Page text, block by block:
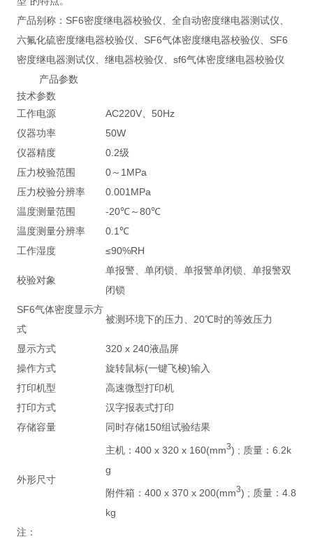
产品别称：SF6密度继电器校验仪、全自动密度继电器测试仪、
六氟化硫密度继电器校验仪、SF6气体密度继电器校验仪、SF6
密度继电器测试仪、继电器校验仪、sf6气体密度继电器校验仪
产品参数
技术参数
工作电源
AC220V、50Hz
仪器功率
50W
仪器精度
0.2级
压力校验范围
0～1MPa
压力校验分辨率
0.001MPa
温度测量范围
-20℃～80℃
温度测量分辨率
0.1℃
工作湿度
≤90%RH
校验对象
单报警、单闭锁、单报警单闭锁、单报警双
闭锁
SF6气体密度显示方
式
被测环境下的压力、20℃时的等效压力
显示方式
320 x 240液晶屏
操作方式
旋转鼠标(一键飞梭)输入
打印机型
高速微型打印机
打印方式
汉字报表式打印
存储容量
同时存储150组试验结果
外形尺寸
主机：400 x 320 x 160(mm3) ; 质量：6.2k
g
附件箱：400 x 370 x 200(mm3) ; 质量：4.8
kg
注：